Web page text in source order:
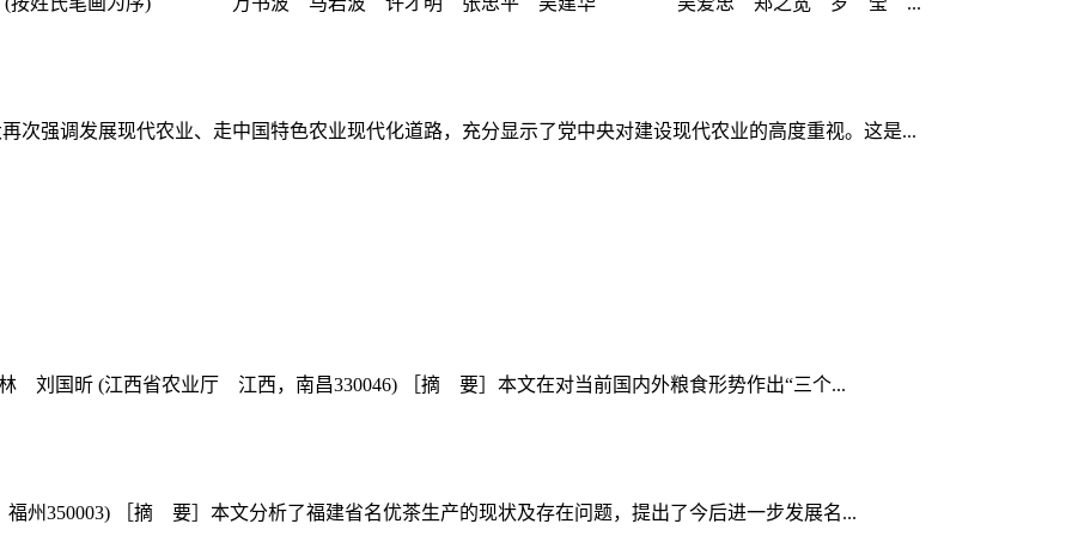
次强调发展现代农业、走中国特色农业现代化道路，充分显示了党中央对建设现代农业的高度重视。这是...
刘国昕 (江西省农业厅 江西，南昌330046) ［摘 要］本文在对当前国内外粮食形势作出“三个...
州350003) ［摘 要］本文分析了福建省名优茶生产的现状及存在问题，提出了今后进一步发展名...